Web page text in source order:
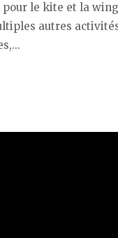
le kite et la
autres